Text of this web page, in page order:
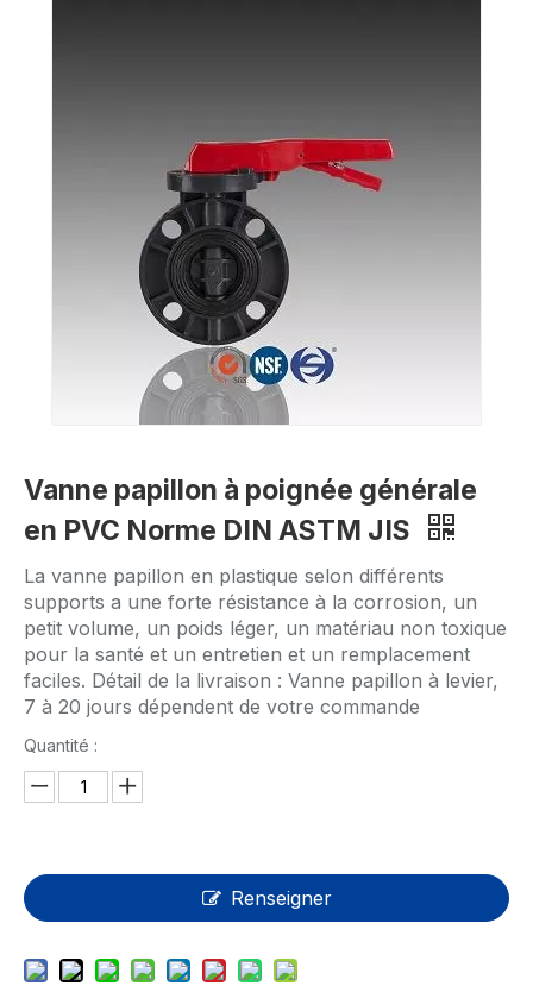
Vanne papillon à poignée générale
en PVC Norme DIN ASTM JIS
La vanne papillon en plastique selon différents
supports a une forte résistance à la corrosion, un
petit volume, un poids léger, un matériau non toxique
pour la santé et un entretien et un remplacement
faciles. Détail de la livraison : Vanne papillon à levier,
7 à 20 jours dépendent de votre commande
Quantité :
Renseigner